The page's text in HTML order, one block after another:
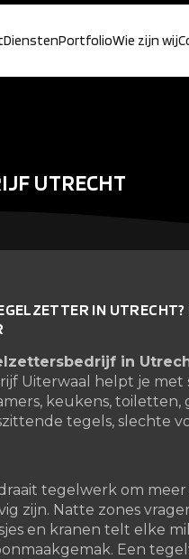
DienstenPortfolioWie zijn wij
UTRECHT
IN
in
Uiterwaal helpt je met
keukens,
tegels, slechte
tegelwerk om
zijn. Natte zones
en kranen telt elke
Een